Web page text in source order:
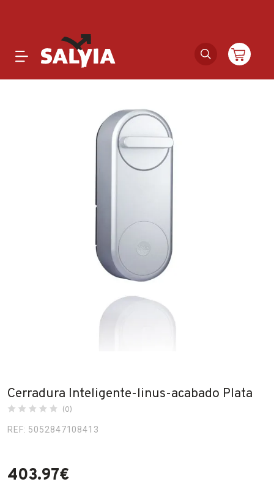
Contacto
Cerradura Inteligente-linus-acabado Plata
(0)
REF: 5052847108413
403.97€